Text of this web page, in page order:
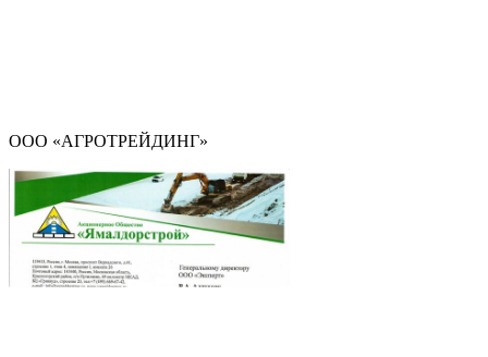
ООО «АГРОТРЕЙДИНГ»